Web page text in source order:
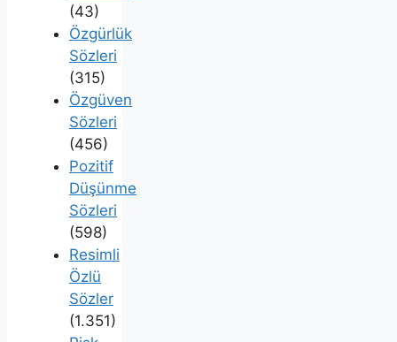
(43)
Özgürlük
Sözleri
(315)
Özgüven
Sözleri
(456)
Pozitif
Düşünme
Sözleri
(598)
Resimli
Özlü
Sözler
(1.351)